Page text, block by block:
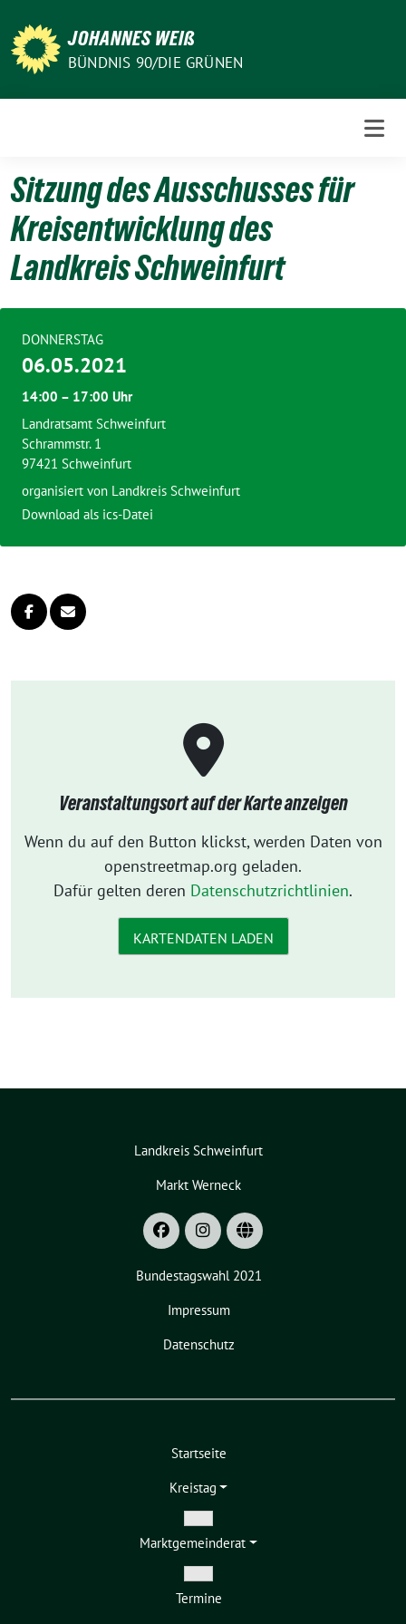
zum
Inhalt
JOHANNES WEIß
BÜNDNIS 90/DIE GRÜNEN
Sitzung des Ausschusses für
Kreisentwicklung des
Landkreis Schweinfurt
DONNERSTAG
06.05.2021
14:00 – 17:00 Uhr
Landratsamt Schweinfurt
Schrammstr. 1
97421 Schweinfurt
organisiert von Landkreis Schweinfurt
Download als ics-Datei
Veranstaltungsort auf der Karte anzeigen
Wenn du auf den Button klickst, werden Daten von
openstreetmap.org geladen.
Dafür gelten deren Datenschutzrichtlinien.
KARTENDATEN LADEN
Landkreis Schweinfurt
Markt Werneck
Bundestagswahl 2021
Impressum
Datenschutz
Startseite
Kreistag
Zeige
Untermenü
Markt­gemeinderat
Zeige
Untermenü
Termine